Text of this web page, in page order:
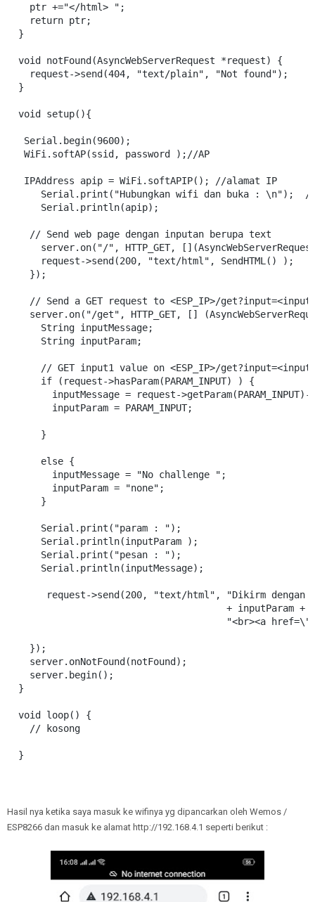
  ptr +="</html> ";
  return ptr;
}
void notFound(AsyncWebServerRequest *request) {
  request->send(404, "text/plain", "Not found");
}
void setup(){
Serial.begin(9600);
WiFi.softAP(ssid, password );//AP
IPAddress apip = WiFi.softAPIP(); //alamat IP
Serial.print("Hubungkan wifi dan buka : \n");
    Serial.println(apip);
  // Send web page dengan inputan berupa text
server.on("/", HTTP_GET,
    request->send(200, "text/html", SendHTML() );
  });
// Send a GET request to <ESP_IP>/
server.on("/get", HTTP_GET, []
    String inputMessage;
    String inputParam;
// GET input1 value on <ESP_IP>/
    if (request->hasParam(PARAM_INPUT) ) {
inputMessage = request->getParam(PARAM_INPUT)-
      inputParam = PARAM_INPUT;
    }
    else {
      inputMessage = "No challenge ";
      inputParam = "none";
    }
    Serial.print("param : ");
    Serial.println(inputParam );
    Serial.print("pesan : ");
    Serial.println(inputMessage);
request->send(200, "text/html", "Dikirm dengan
+ inputParam +
"<br><a
  });
  server.onNotFound(notFound);
  server.begin();
}
void loop() {
  // kosong
}
Hasil nya ketika saya masuk ke wifinya yg dipancarkan oleh Wemos /
ESP8266 dan masuk ke alamat http://192.168.4.1 seperti berikut :